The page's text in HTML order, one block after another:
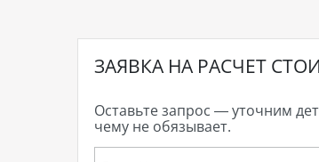
ЗАЯВКА НА РАСЧЕТ
Оставьте запрос — уточним
чему не обязывает.